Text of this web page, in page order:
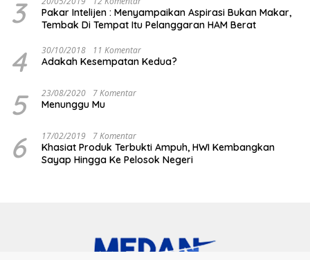
3
Pakar Intelijen : Menyampaikan Aspirasi Bukan Makar,
Tembak Di Tempat Itu Pelanggaran HAM Berat
4 30/10/2018 11 Komentar
Adakah Kesempatan Kedua?
5 23/08/2020 7 Komentar
Menunggu Mu
6 17/02/2019 7 Komentar
Khasiat Produk Terbukti Ampuh, HWI Kembangkan
Sayap Hingga Ke Pelosok Negeri